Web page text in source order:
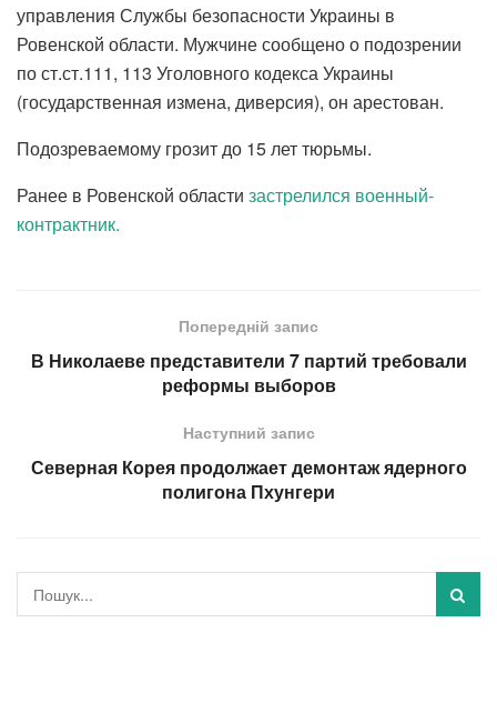
управления Службы безопасности Украины в
Ровенской области. Мужчине сообщено о подозрении
по ст.ст.111, 113 Уголовного кодекса Украины
(государственная измена, диверсия), он арестован.
Подозреваемому грозит до 15 лет тюрьмы.
Ранее в Ровенской области застрелился военный-
контрактник.
Попередній запис
В Николаеве представители 7 партий требовали
реформы выборов
Наступний запис
Северная Корея продолжает демонтаж ядерного
полигона Пхунгери